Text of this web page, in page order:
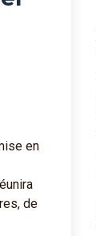
en
de